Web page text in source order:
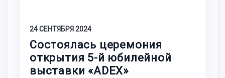
24 СЕНТЯБРЯ 2024
Состоялась церемония
открытия 5-й юбилейной
выставки «ADEX»